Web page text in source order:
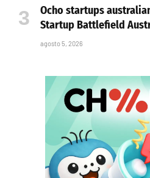
Ocho startups
Startup Battlefield
agosto 5, 2026